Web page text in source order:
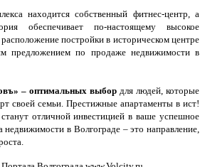
находится собственный фитнес-центр, а
обеспечивает по-настоящему высокое
постройки в историческом центре
предложением по продаже недвижимости в
– оптимальных выбор для людей, которые
своей семьи. Престижные апартаменты в ист!
отличной инвестицией в ваше успешное
в Волгограде – это направление,